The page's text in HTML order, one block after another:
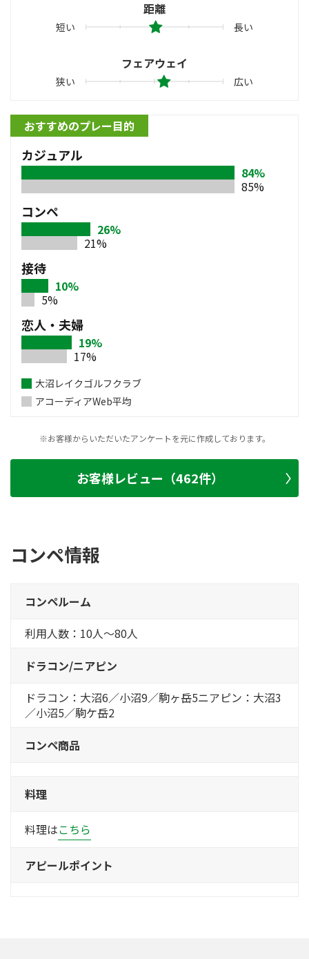
距離
短い 長い
フェアウェイ
狭い 広い
おすすめのプレー目的
カジュアル
84%
85%
コンペ
26%
21%
接待
10%
5%
恋人・夫婦
19%
17%
大沼レイクゴルフクラブ
アコーディアWeb平均
※お客様からいただいたアンケートを元に作成しております。
お客様レビュー（462件）
コンペ情報
コンペルーム
利用人数：10人～80人
ドラコン/ニアピン
ドラコン：大沼6／小沼9／駒ヶ岳5ニアピン：大沼3
／小沼5／駒ケ岳2
コンペ商品
料理
料理はこちら
アピールポイント